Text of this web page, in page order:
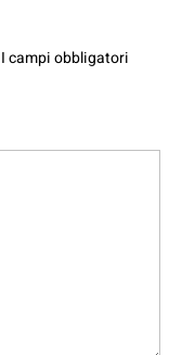
I campi obbligatori